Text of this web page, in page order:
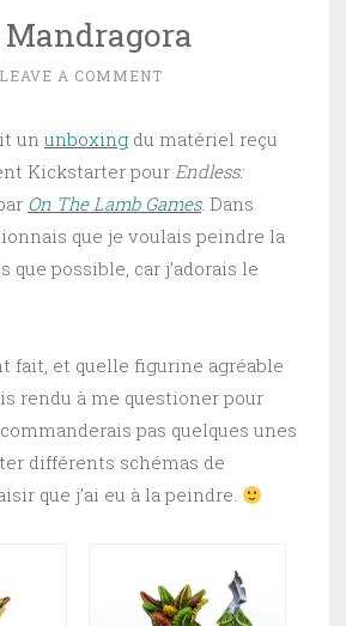
LEAVE A COMMENT
un unboxing du matériel reçu
Kickstarter pour Endless:
On The Lamb Games. Dans
que je voulais peindre la
que possible, car j’adorais le
fait, et quelle figurine agréable
rendu à me questioner pour
pas quelques unes
différents schémas de
que j’ai eu à la peindre.